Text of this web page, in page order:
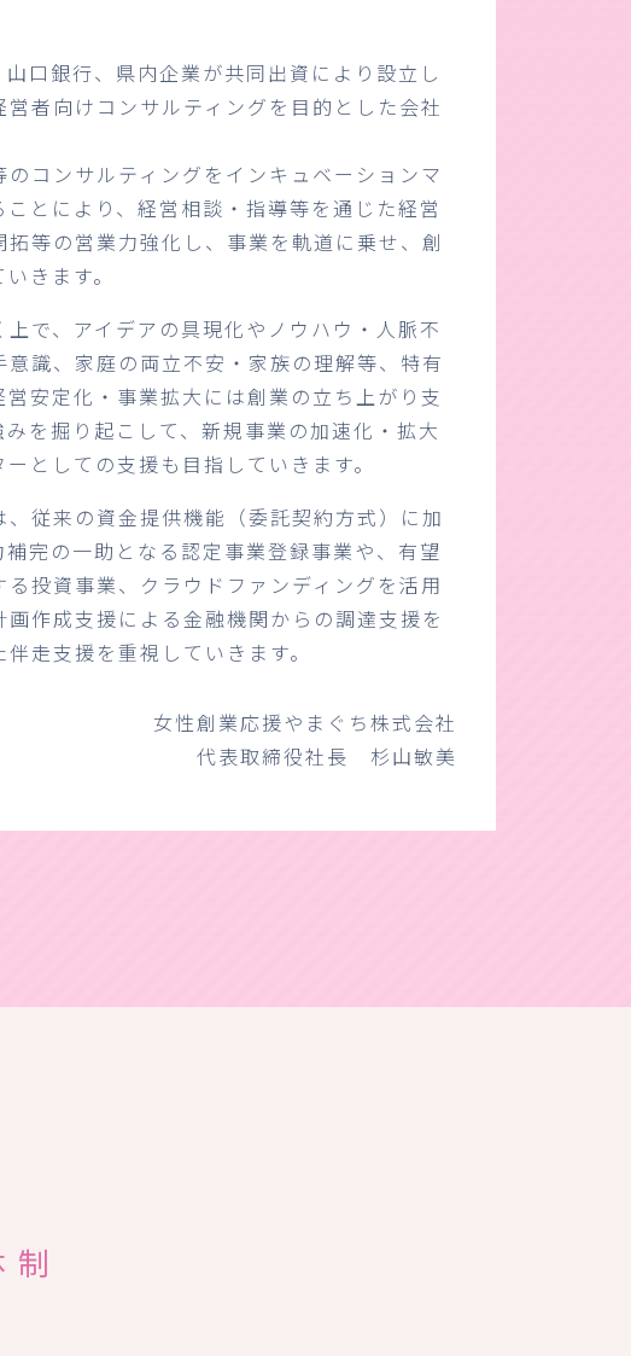
口銀行、県内企業が共同出資により設立し
者向けコンサルティングを目的とした会社
コンサルティングをインキュベーションマ
とにより、経営相談・指導等を通じた経営
等の営業力強化し、事業を軌道に乗せ、創
きます。
で、アイデアの具現化やノウハウ・人脈不
識、家庭の両立不安・家族の理解等、特有
安定化・事業拡大には創業の立ち上がり支
を掘り起こして、新規事業の加速化・拡大
としての支援も目指していきます。
従来の資金提供機能（委託契約方式）に加
完の一助となる認定事業登録事業や、有望
投資事業、クラウドファンディングを活用
作成支援による金融機関からの調達支援を
走支援を重視していきます。
女性創業応援やまぐち株式会社
代表取締役社長 杉山敏美